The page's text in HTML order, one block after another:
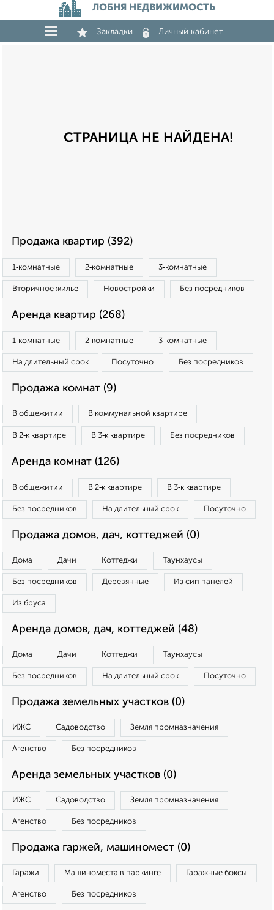
ЛОБНЯ НЕДВИЖИМОСТЬ
Закладки Личный кабинет
СТРАНИЦА НЕ НАЙДЕНА!
Продажа квартир (392)
1‑комнатные 2‑комнатные 3‑комнатные
Вторичное жилье Новостройки Без посредников
Аренда квартир (268)
1‑комнатные 2‑комнатные 3‑комнатные
На длительный срок Посуточно Без посредников
Продажа комнат (9)
В общежитии В коммунальной квартире
В 2‑к квартире В 3‑к квартире Без посредников
Аренда комнат (126)
В общежитии В 2‑к квартире В 3‑к квартире
Без посредников На длительный срок Посуточно
Продажа домов, дач, коттеджей (0)
Дома Дачи Коттеджи Таунхаусы
Без посредников Деревянные Из сип панелей
Из бруса
Аренда домов, дач, коттеджей (48)
Дома Дачи Коттеджи Таунхаусы
Без посредников На длительный срок Посуточно
Продажа земельных участков (0)
ИЖС Садоводство Земля промназначения
Агенство Без посредников
Аренда земельных участков (0)
ИЖС Садоводство Земля промназначения
Агенство Без посредников
Продажа гаржей, машиномест (0)
Гаражи Машиноместа в паркинге Гаражные боксы
Агенство Без посредников